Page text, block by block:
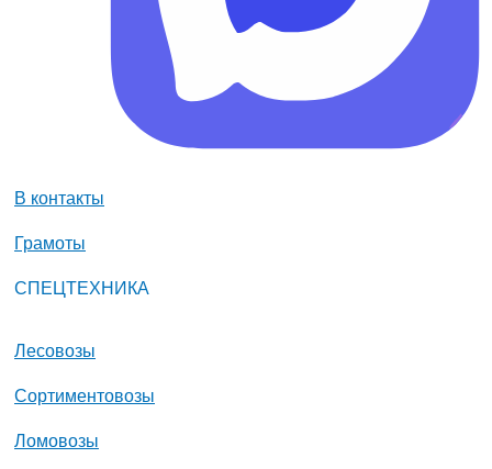
В контакты
Грамоты
СПЕЦТЕХНИКА
Лесовозы
Сортиментовозы
Ломовозы